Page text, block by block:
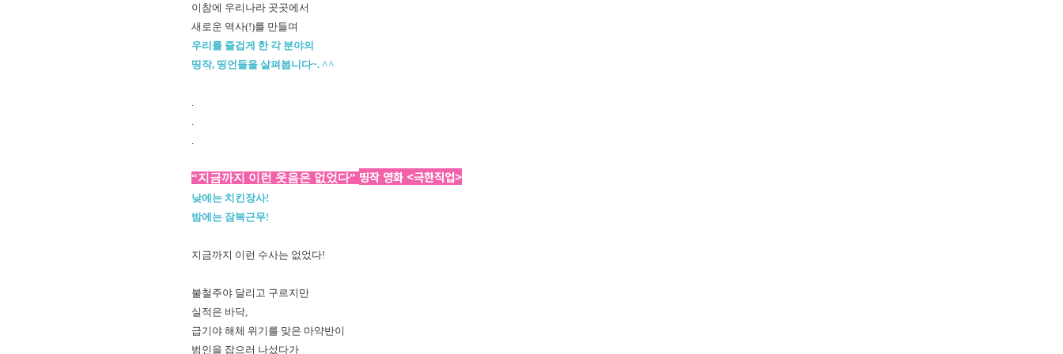
이참에 우리나라 곳곳에서
새로운 역사(!)를 만들며
우리를 즐겁게 한 각 분야의
띵작, 띵언들을 살펴봅니다~. ^^
“지금까지 이런 웃음은 없었다” 띵작 영화 <극한직업>
낮에는 치킨장사!
밤에는 잠복근무!
지금까지 이런 수사는 없었다!
불철주야 달리고 구르지만
실적은 바닥,
급기야 해체 위기를 맞은 마약반이
범인을 잡으러 나섰다가